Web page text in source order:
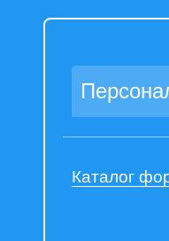
Каталог